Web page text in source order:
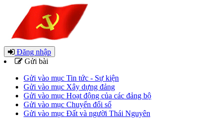
Đăng nhập
Gửi bài
Gửi vào mục Tin tức - Sự kiện
Gửi vào mục Xây dựng đảng
Gửi vào mục Hoạt động của các đảng bộ
Gửi vào mục Chuyển đổi số
Gửi vào mục Đất và người Thái Nguyên